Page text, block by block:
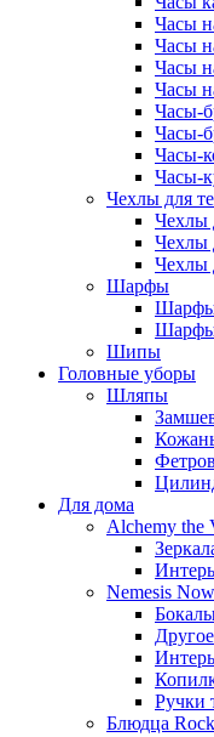
Часы
Часы
Часы
Часы
Часы-
Часы-
Часы-
Часы-
Чехлы для
Чехлы
Чехлы
Чехлы
Шарфы
Шарфы
Шипы
Головные уборы
Шляпы
Для дома
Alchemy the
Nemesis Now
Другое
Ручки
Блюдца